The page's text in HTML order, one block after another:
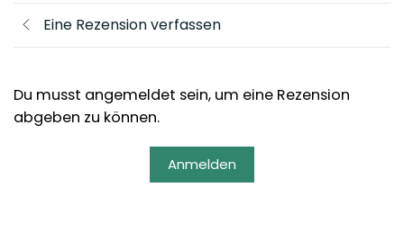
Eine Rezension verfassen
Du musst angemeldet sein, um eine Rezension
abgeben zu können.
Anmelden